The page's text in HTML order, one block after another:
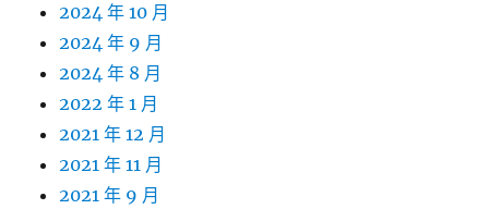
2024 年 10 月
2024 年 9 月
2024 年 8 月
2022 年 1 月
2021 年 12 月
2021 年 11 月
2021 年 9 月